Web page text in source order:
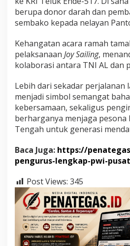
berupa donor darah dan
sembako kepada nelayan
Kehangatan acara ramah
pelaksanaan Joy Sailing,
kolaborasi antara TNI AL dan
Lebih dari sekadar perjalanan
menjadi simbol semangat
kebersamaan, sekaligus
berharganya menjaga pesona
Tengah untuk generasi
Baca Juga: https://
pengurus-lengkap-pwi-
Post Views: 345